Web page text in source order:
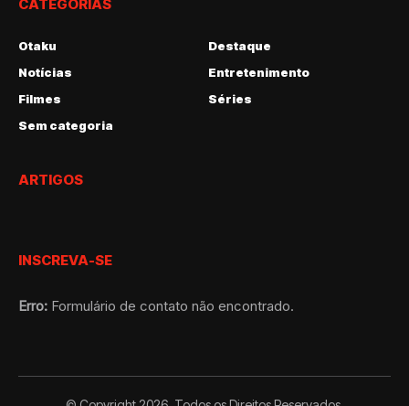
CATEGORIAS
Otaku
Destaque
Notícias
Entretenimento
Filmes
Séries
Sem categoria
ARTIGOS
INSCREVA-SE
Erro: Formulário de contato não encontrado.